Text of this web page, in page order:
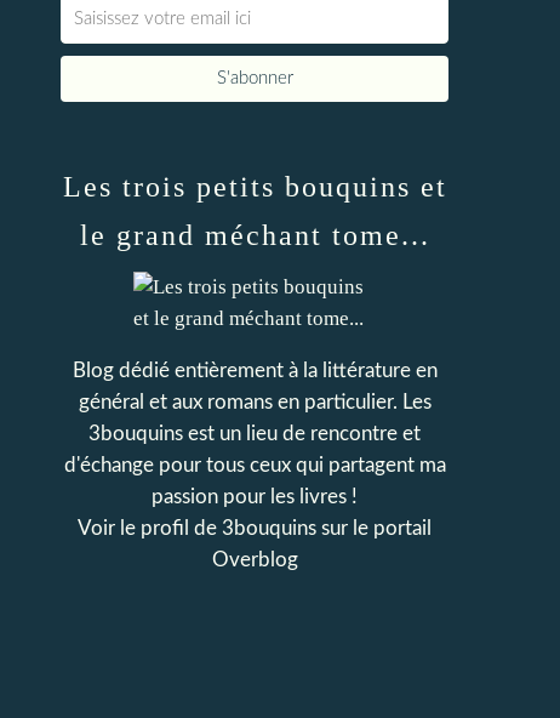
Les trois petits bouquins et
le grand méchant tome...
Blog dédié entièrement à la littérature en
général et aux romans en particulier. Les
3bouquins est un lieu de rencontre et
d'échange pour tous ceux qui partagent ma
passion pour les livres !
Voir le profil de 3bouquins sur le portail
Overblog